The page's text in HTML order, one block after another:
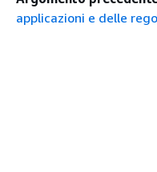
applicazioni e delle